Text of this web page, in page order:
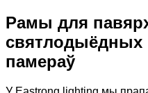
Рамы для
святлодыёдных
памераў